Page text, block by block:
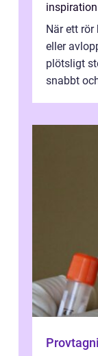
inspiration
När ett rör
eller
plötsligt
snabbt